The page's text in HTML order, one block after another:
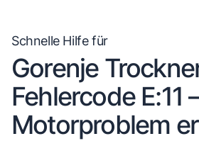
Schnelle Hilfe für
Gorenje
Fehlercode E:11
Motorproblem